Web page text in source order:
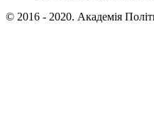
© 2016 - 2020. Академія